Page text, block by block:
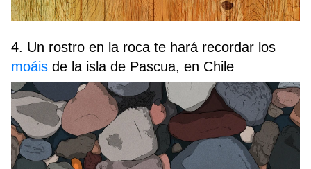
4. Un rostro en la roca te hará recordar los
moáis de la isla de Pascua, en Chile